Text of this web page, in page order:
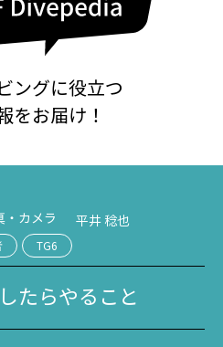
ングに役立つ
をお届け！
・カメラ 平井 稔也
TG6
たらやること